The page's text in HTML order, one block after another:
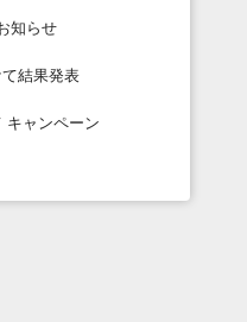
知らせ
結果発表
キャンペーン